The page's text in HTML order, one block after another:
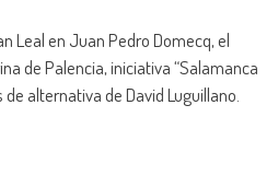
Leal en Juan Pedro Domecq, el
de Palencia, iniciativa “Salamanca
alternativa de David Luguillano.